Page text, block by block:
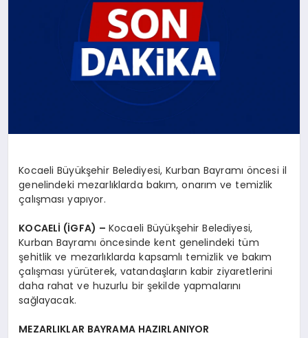
Kocaeli Büyükşehir Belediyesi, Kurban Bayramı öncesi il
genelindeki mezarlıklarda bakım, onarım ve temizlik
çalışması yapıyor.
KOCAELİ (İGFA) –Kocaeli Büyükşehir Belediyesi,
Kurban Bayramı öncesinde kent genelindeki tüm
şehitlik ve mezarlıklarda kapsamlı temizlik ve bakım
çalışması yürüterek, vatandaşların kabir ziyaretlerini
daha rahat ve huzurlu bir şekilde yapmalarını
sağlayacak.
MEZARLIKLAR BAYRAMA HAZIRLANIYOR